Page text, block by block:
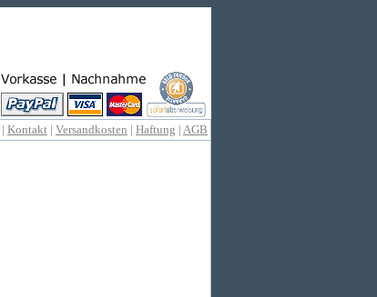
| Kontakt | Versandkosten | Haftung | AGB